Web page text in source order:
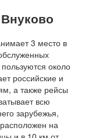
3 место в
около
российские и
а также рейсы
всю
зарубежья,
на